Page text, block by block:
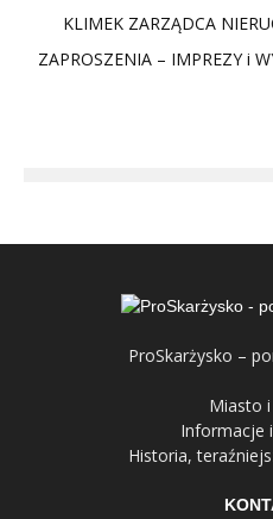
KLIMEK ZARZĄDCA
ZAPROSZENIA – IMPREZY i
ProSkarżysko –
Miasto i
Informacje
Historia,